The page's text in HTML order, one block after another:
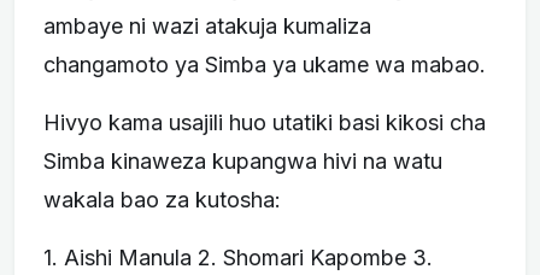
ambaye ni wazi atakuja kumaliza
changamoto ya Simba ya ukame wa mabao.
Hivyo kama usajili huo utatiki basi kikosi cha
Simba kinaweza kupangwa hivi na watu
wakala bao za kutosha:
1. Aishi Manula 2. Shomari Kapombe 3.